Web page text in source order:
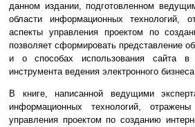
данном издании, подготовленном
области информационных технологий,
аспекты управления проектом по
позволяет сформировать представление
и о способах использования сайта в
инструмента ведения электронного
В книге, написанной ведущими
информационных технологий,
управления проектом по созданию